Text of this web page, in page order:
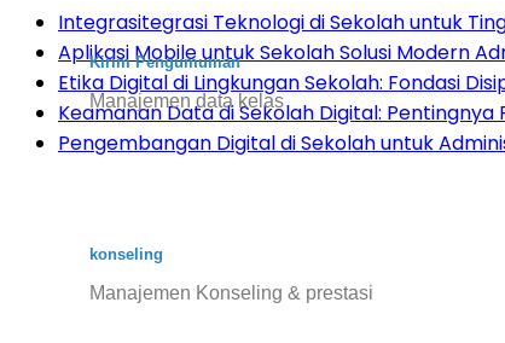
Kirim Pengumuman
Manajemen data kelas
konseling
Manajemen Konseling & prestasi
Integrasitegrasi Teknologi di Sekolah untuk
Aplikasi Mobile untuk Sekolah Solusi Modern
Etika Digital di Lingkungan Sekolah: Fondasi
Keamanan Data di Sekolah Digital:
Pengembangan Digital di Sekolah untuk